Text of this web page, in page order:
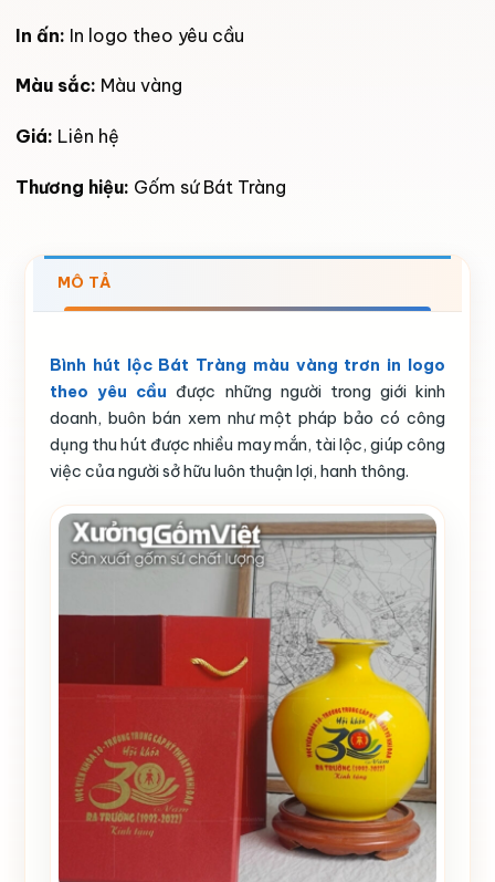
In ấn: In logo theo yêu cầu
Màu sắc: Màu vàng
Giá: Liên hệ
Thương hiệu: Gốm sứ Bát Tràng
MÔ TẢ
Bình hút lộc Bát Tràng màu vàng trơn in logo
theo yêu cầu được những người trong giới kinh
doanh, buôn bán xem như một pháp bảo có công
dụng thu hút được nhiều may mắn, tài lộc, giúp công
việc của người sở hữu luôn thuận lợi, hanh thông.